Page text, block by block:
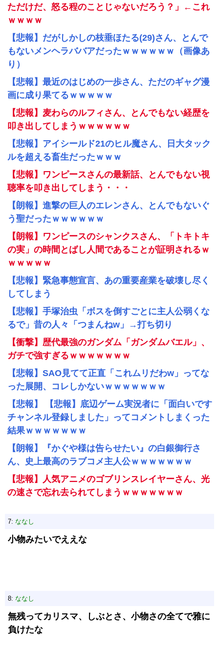
ただけだ、怒る程のことじゃないだろう？」←これ
ｗｗｗｗ
【悲報】だがしかしの枝垂ほたる(29)さん、とんで
もないメンヘラババアだったｗｗｗｗｗｗ（画像あ
り）
【悲報】最近のはじめの一歩さん、ただのギャグ漫
画に成り果てるｗｗｗｗｗ
【悲報】麦わらのルフィさん、とんでもない経歴を
叩き出してしまうｗｗｗｗｗｗ
【悲報】アイシールド21のヒル魔さん、日大タック
ルを超える畜生だったｗｗｗ
【悲報】ワンピースさんの最新話、とんでもない視
聴率を叩き出してしまう・・・
【朗報】進撃の巨人のエレンさん、とんでもないぐ
う聖だったｗｗｗｗｗｗ
【朗報】ワンピースのシャンクスさん、「トキトキ
の実」の時間とばし人間であることが証明されるｗ
ｗｗｗｗｗ
【悲報】緊急事態宣言、あの重要産業を破壊し尽く
してしまう
【悲報】手塚治虫「ボスを倒すごとに主人公弱くな
るで」昔の人々「つまんねw」→打ち切り
【衝撃】歴代最強のガンダム「ガンダムバエル」、
ガチで強すぎるｗｗｗｗｗｗｗ
【悲報】SAO見てて正直「これムリだわw」ってな
った展開、コレしかないｗｗｗｗｗｗｗ
【悲報】 【悲報】底辺ゲーム実況者に「面白いです
チャンネル登録しました」ってコメントしまくった
結果ｗｗｗｗｗｗｗ
【朗報】『かぐや様は告らせたい』の白銀御行さ
ん、史上最高のラブコメ主人公ｗｗｗｗｗｗｗ
【悲報】人気アニメのゴブリンスレイヤーさん、光
の速さで忘れ去られてしまうｗｗｗｗｗｗｗ
7: ななし
小物みたいでええな
8: ななし
無残ってカリスマ、しぶとさ、小物さの全てで雅に
負けたな